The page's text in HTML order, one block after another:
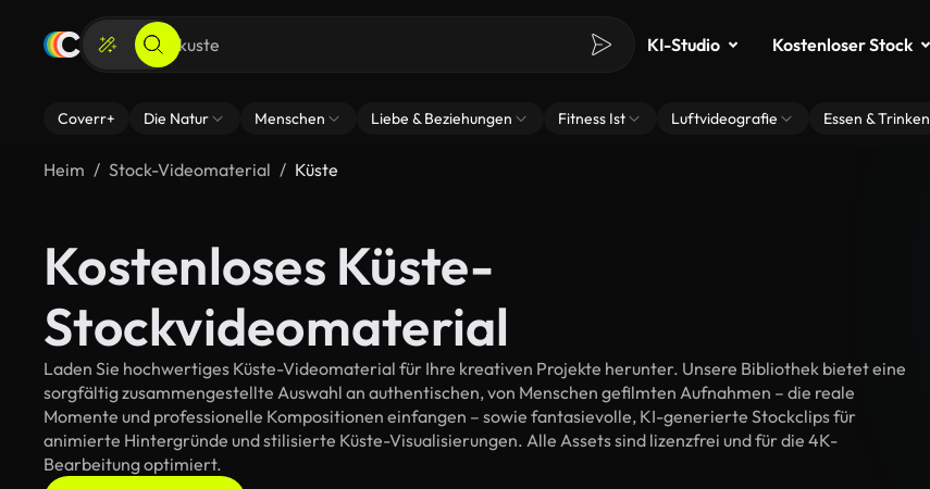
KI-Studio Kostenloser Stock
Coverr+ Die Natur Menschen Liebe & Beziehungen Fitness Ist Luftvideografie Essen & Trinken
Heim Stock-Videomaterial Küste
Kostenloses Küste-
Stockvideomaterial
Laden Sie hochwertiges Küste-Videomaterial für Ihre kreativen Projekte herunter. Unsere Bibliothek bietet eine
sorgfältig zusammengestellte Auswahl an authentischen, von Menschen gefilmten Aufnahmen – die reale
Momente und professionelle Kompositionen einfangen – sowie fantasievolle, KI-generierte Stockclips für
animierte Hintergründe und stilisierte Küste-Visualisierungen. Alle Assets sind lizenzfrei und für die 4K-
Bearbeitung optimiert.